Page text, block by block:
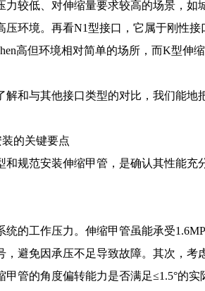
力较低、对伸缩量要求较高的场景，
压环境。再看N1型接口，它属于刚性
高但环境相对简单的场所，而K型伸
解和与其他接口类型的对比，我们能
的关键要点
和规范安装伸缩甲管，是确认其性能
统的工作压力。伸缩甲管虽能承受
，避免因承压不足导致故障。其次，
管的角度偏转能力是否满足≤1.5°的